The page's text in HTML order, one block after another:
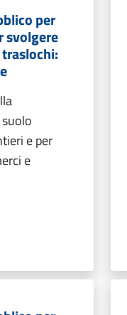
per
svolgere
e per
e